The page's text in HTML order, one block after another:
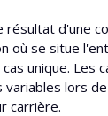
d'une
où se situe
unique. Les
lors
carrière.